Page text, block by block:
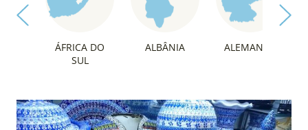
s
r
:
ÁFRICA DO
SUL
ALBÂNIA ALEMANHA